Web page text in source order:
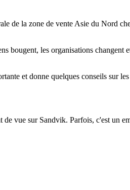
de la zone de vente Asie du Nord
bougent, les organisations changent
et donne quelques conseils sur
vue sur Sandvik. Parfois, c'est un